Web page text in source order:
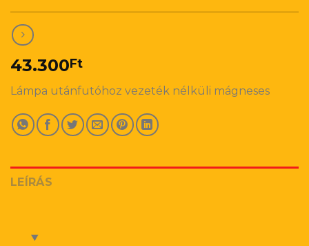
43.300Ft
Lámpa utánfutóhoz vezeték nélküli mágneses
LEÍRÁS